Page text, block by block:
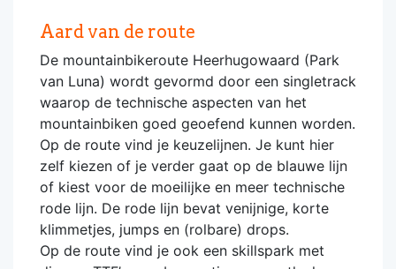
Aard van de route
De mountainbikeroute Heerhugowaard (Park
van Luna) wordt gevormd door een singletrack
waarop de technische aspecten van het
mountainbiken goed geoefend kunnen worden.
Op de route vind je keuzelijnen. Je kunt hier
zelf kiezen of je verder gaat op de blauwe lijn
of kiest voor de moeilijke en meer technische
rode lijn. De rode lijn bevat venijnige, korte
klimmetjes, jumps en (rolbare) drops.
Op de route vind je ook een skillspark met